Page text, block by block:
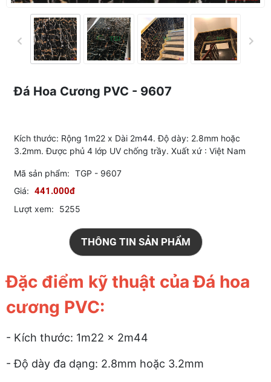
Đá Hoa Cương PVC - 9607
Kích thước: Rộng 1m22 x Dài 2m44. Độ dày: 2.8mm hoặc
3.2mm. Được phủ 4 lớp UV chống trầy. Xuất xứ : Việt Nam
Mã sản phẩm: TGP - 9607
Giá: 441.000đ
Lượt xem: 5255
THÔNG TIN SẢN PHẨM
Đặc điểm kỹ thuật của Đá hoa
cương PVC:
- Kích thước: 1m22 x 2m44
- Độ dày đa dạng: 2.8mm hoặc 3.2mm